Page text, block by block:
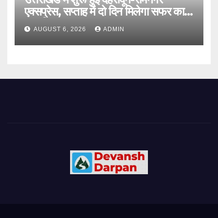
एक्सप्रेस, सप्ताह में दो दिन मिलेगा सफर का
नया विकल्प
AUGUST 6, 2026 ADMIN